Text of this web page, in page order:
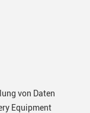
von Daten
Equipment